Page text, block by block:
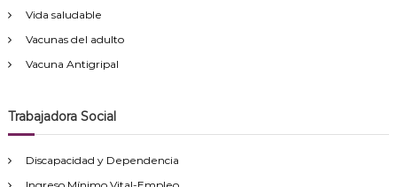
Vida saludable
Vacunas del adulto
Vacuna Antigripal
Trabajadora Social
Discapacidad y Dependencia